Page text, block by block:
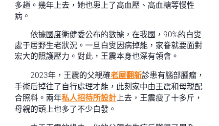
多趟。幾年上去，她也患上了高血壓、高血糖等慢性
病。
依據國度衛健委公布的數據，在我國，90%的白叟
處于居野生老狀況。一旦白叟因病掉能，家眷就要面對
宏大的照護壓力。對此，王震本身也深有領會。
2023年，王震的父親確老屋翻新診患有腦部腫瘤，
手術后掉往了自行處理才能，此刻家中由王震和母親配
合照料。兩年私人招待所設計上去，王震瘦了十多斤，
母親的頭上也多了不少白發。